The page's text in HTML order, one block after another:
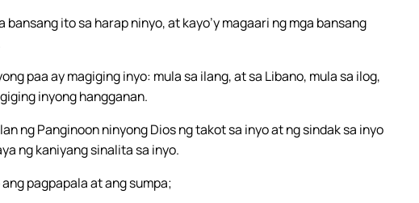
ito sa harap ninyo, at kayo’y magaari ng mga bansang
paa ay magiging inyo: mula sa ilang, at sa Libano, mula sa ilog,
inyong hangganan.
ng Panginoon ninyong Dios ng takot sa inyo at ng sindak sa inyo
ng kaniyang sinalita sa inyo.
pagpapala at ang sumpa;